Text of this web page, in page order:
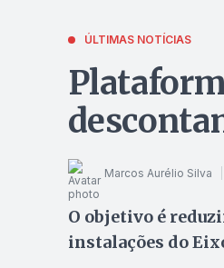
ÚLTIMAS NOTÍCIAS
Marcos Aurélio Silva
O objetivo é
instalações do